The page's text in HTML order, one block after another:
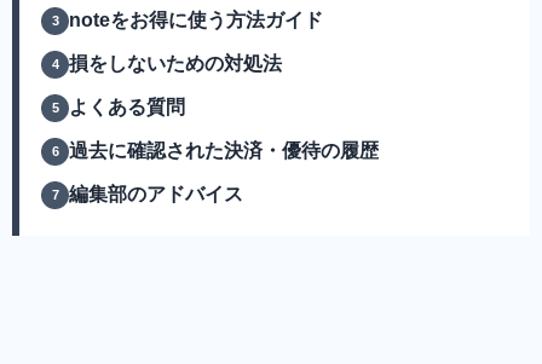
noteをお得に使う方法ガイド
損をしないための対処法
よくある質問
過去に確認された決済・優待の履歴
編集部のアドバイス